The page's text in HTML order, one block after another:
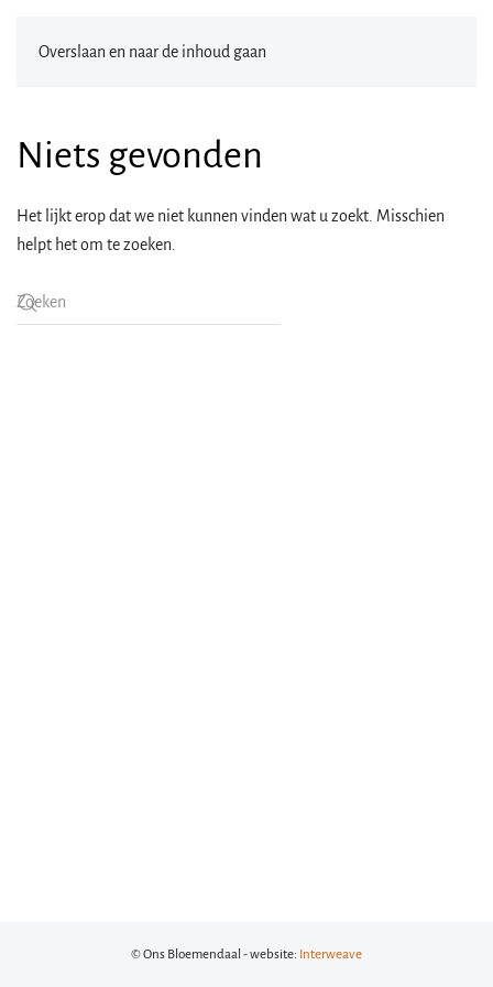
Overslaan en naar de inhoud gaan
Niets gevonden
Het lijkt erop dat we niet kunnen vinden wat u zoekt. Misschien
helpt het om te zoeken.
© Ons Bloemendaal - website: Interweave